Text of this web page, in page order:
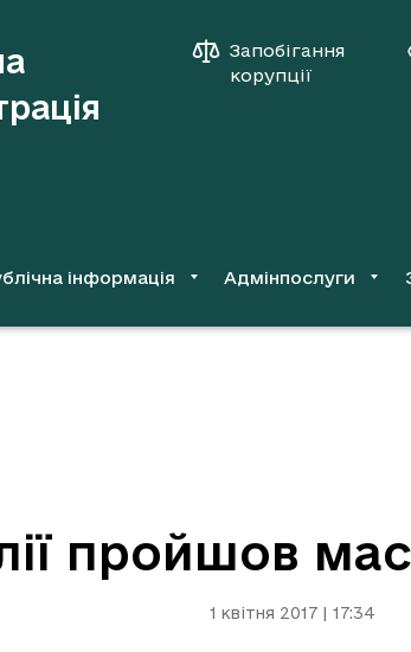
Запобігання
корупції
інформація Адмінпослуги
пройшов
1 квітня 2017 | 17:34